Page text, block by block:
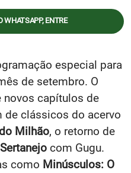
ENTRE
especial para
de setembro. O
novos capítulos de
de clássicos do acervo
Milhão, o retorno de
com Gugu.
como Minúsculos: O